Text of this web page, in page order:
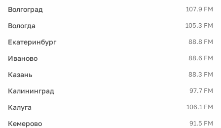
Волгоград 107.9 FM
Вологда 105.3 FM
Екатеринбург 88.8 FM
Иваново 88.6 FM
Казань 88.3 FM
Калининград 97.7 FM
Калуга 106.1 FM
Кемерово 91.5 FM